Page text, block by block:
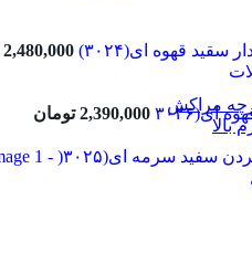
مراکش
بالا
قهوه ای(۳۰۲۴) 2,480,000
ای(۳۰۲۶ 2,390,000 تومان